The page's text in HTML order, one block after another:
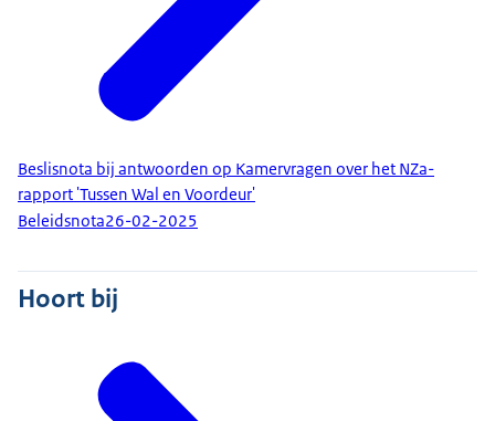
Beslisnota bij antwoorden op Kamervragen over het NZa-
rapport 'Tussen Wal en Voordeur'
Beleidsnota26-02-2025
Hoort bij